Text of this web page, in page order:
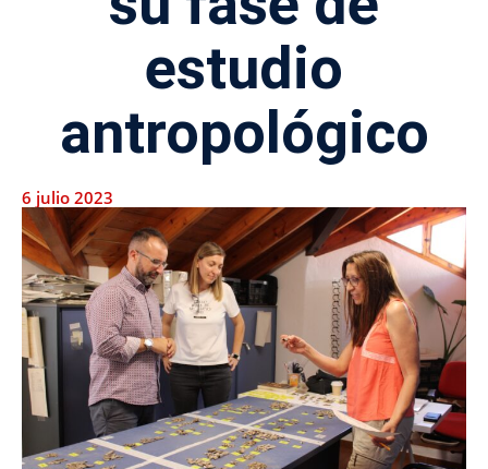
estudio
antropológico
6 julio 2023